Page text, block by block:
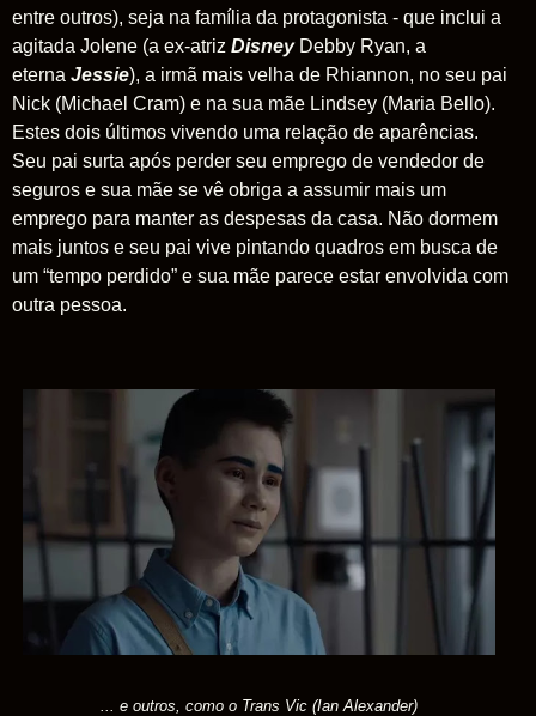
entre outros), seja na família da protagonista - que inclui a
agitada Jolene (a ex-atriz Disney Debby Ryan, a
eterna Jessie), a irmã mais velha de Rhiannon, no seu pai
Nick (Michael Cram) e na sua mãe Lindsey (Maria Bello).
Estes dois últimos vivendo uma relação de aparências.
Seu pai surta após perder seu emprego de vendedor de
seguros e sua mãe se vê obriga a assumir mais um
emprego para manter as despesas da casa. Não dormem
mais juntos e seu pai vive pintando quadros em busca de
um “tempo perdido” e sua mãe parece estar envolvida com
outra pessoa.
... e outros, como o Trans Vic (Ian Alexander)